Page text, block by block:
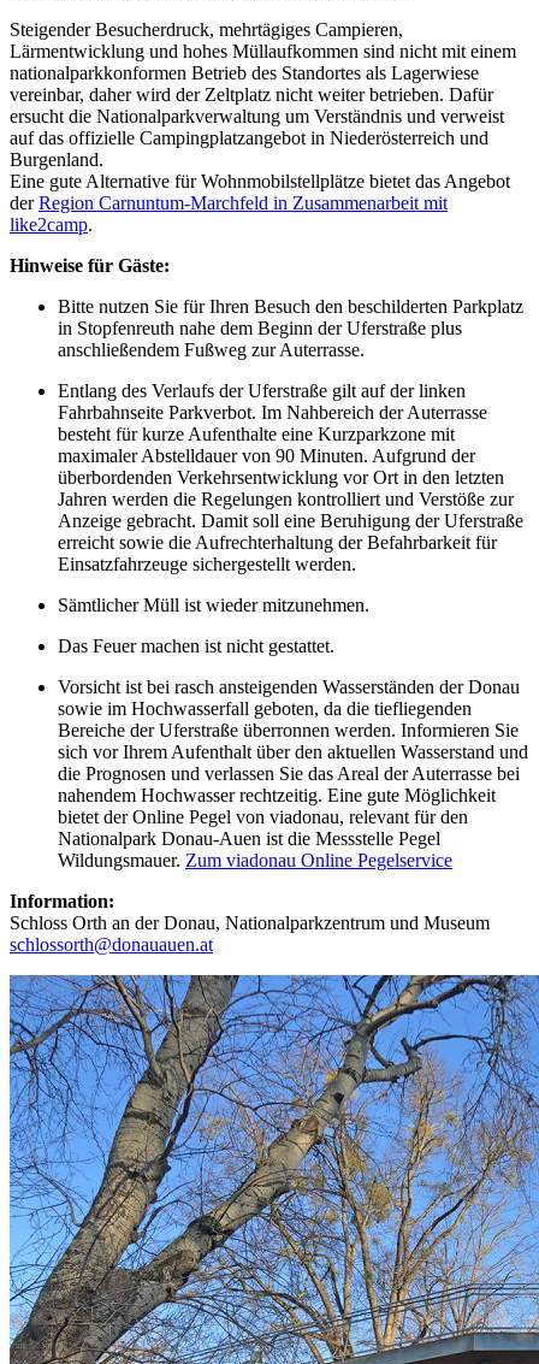
Steigender Besucherdruck, mehrtägiges Campieren,
Lärmentwicklung und hohes Müllaufkommen sind nicht mit einem
nationalparkkonformen Betrieb des Standortes als Lagerwiese
vereinbar, daher wird der Zeltplatz nicht weiter betrieben. Dafür
ersucht die Nationalparkverwaltung um Verständnis und verweist
auf das offizielle Campingplatzangebot in Niederösterreich und
Burgenland.
Eine gute Alternative für Wohnmobilstellplätze bietet das Angebot
derRegion Carnuntum-Marchfeld in Zusammenarbeit mit
like2camp.
Hinweise für Gäste:
Bitte nutzen Sie für Ihren Besuch den beschilderten Parkplatz
in Stopfenreuth nahe dem Beginn der Uferstraße plus
anschließendem Fußweg zur Auterrasse.
Entlang des Verlaufs der Uferstraße gilt auf der linken
Fahrbahnseite Parkverbot. Im Nahbereich der Auterrasse
besteht für kurze Aufenthalte eine Kurzparkzone mit
maximaler Abstelldauer von 90 Minuten. Aufgrund der
überbordenden Verkehrsentwicklung vor Ort in den letzten
Jahren werden die Regelungen kontrolliert und Verstöße zur
Anzeige gebracht. Damit soll eine Beruhigung der Uferstraße
erreicht sowie die Aufrechterhaltung der Befahrbarkeit für
Einsatzfahrzeuge sichergestellt werden.
Sämtlicher Müll ist wieder mitzunehmen.
Das Feuer machen ist nicht gestattet.
Vorsicht ist bei rasch ansteigenden Wasserständen der Donau
sowie im Hochwasserfall geboten, da die tiefliegenden
Bereiche der Uferstraße überronnen werden. Informieren Sie
sich vor Ihrem Aufenthalt über den aktuellen Wasserstand und
die Prognosen und verlassen Sie das Areal der Auterrasse bei
nahendem Hochwasser rechtzeitig. Eine gute Möglichkeit
bietet der Online Pegel von viadonau, relevant für den
Nationalpark Donau-Auen ist die Messstelle Pegel
Wildungsmauer. Zum viadonau Online Pegelservice
Information:
Schloss Orth an der Donau, Nationalparkzentrum und Museum
schlossorth@donauauen.at